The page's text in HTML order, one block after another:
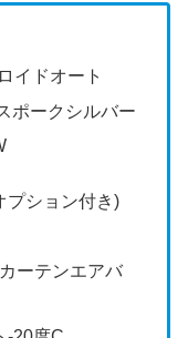
イドオート
ポークシルバー
プション付き)
ーテンエアバ